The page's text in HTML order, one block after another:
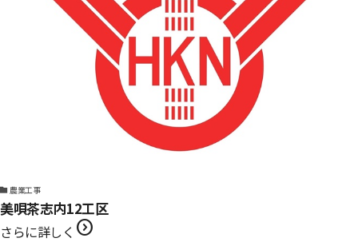
農業工事
美唄茶志内12工区
さらに詳しく expand_circle_right